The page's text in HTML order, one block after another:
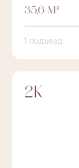
35,6 М²
1 подъезд
2К